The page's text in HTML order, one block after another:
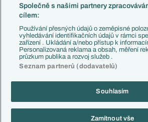
Manchester United
AC Milán
Juventus FC
Bayern Mnichov
FC Barcelona
Real Madrid
Copyright © 2001-2026 EuroFotbal.cz. Využíváme
Informace o zpracování osobních
Společně s našimi partnery
cílem:
Používání přesných údajů o zeměpisné
vyhledávání identifikačních údajů v rámci
zařízení . Ukládání a/nebo přístup k
Personalizovaná reklama a obsah, měření
průzkum publika a rozvoj služeb .
Seznam partnerů (dodavatelů)
Souhlasím
Zamítnout vše